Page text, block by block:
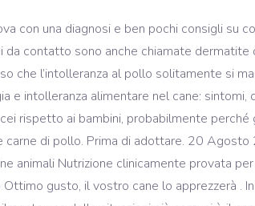
pertanto vengono distrutte in seguito alla cottura della carne di pollo. In caso di allergia (dovuta al sistema immunitario, che "scambia” per dannose sostanze innocue), bastano quantità minime di uova a provocare sintomi più o meno gravi, che compaiono subito dopo l'assunzione o a distanza di qualche ora: reazioni cutanee e orticaria soprattutto, poi problemi respiratori, gastrointestinali, asma (in rari casi anafilassi, reazione gravissima anche letale). Ogni anno, infatti, sono sempre di più le persone che scoprono di essere allergiche al nichel, ossia a quel materiale bianco argento usato sempre di più in vari oggetti dalla bigiotteria agli accessori per vestiti, borse e scarpe, dai trucchi ai prodotti per la pelle ed i capelli, fino ad arrivare agli utensili da … L’argomento di oggi è: l’intolleranza al pollo nei cani, sintomi e cura. I sintomi di allergia vera coinvolgono solitamente la pelle e gli intestini, afferma la University of Maryland Medical Center. Nell’allergia alimentare la reazione al cibo è una reazione mediata da Anticorpi IgE che rilasciano l’istamina, responsabile dei sintomi allergici. Ricette Pasqua e Pasquetta. Addestramento. Curiosità. allergia-sistemica-al-nickel-e-dieta[1] Cucina----Ricette-messicane---standard. In caso di Anafilassi Indotta da Esercizio Fisico (AIEF), forma di allergia alimentare in cui la sintomatologia si manifesta solo se l’alimento viene assunto prima di uno sforzo fisico,14 i sintomi possono comparire anche a distanza di 2-4 ore. Essi sono spesso preceduti da segni e/o sintomi premonitori o da elementi isolati di tipo orticarioide, cui fa seguito l’interessamento di altri organi, tra … Le Ricette Di Ropa55. L'allergia è una reazione inadeguata ed esagerata del sistema immunitario nei confronti di un allergene, una sostanza che, in condizioni... Scopri. Questi sintomi possono influire sulla capacità di ottenere abbastanza calcio. Le prime sono allergie vere e proprie e si manifestano con sintomi caratteristici, quali prurito e problemi cutanei, associati alle allergie canine. One reply on “ Sintomi allergia e sintomi raffreddore “ SALVATORE PISANA. Gli allergeni di un gatto di solito sono presenti nell’aria o nell’ambiente in cui vive: polvere, polline, saliva delle pulci, alimenti, piante, erbe e funghi, farmaci, antibiotici, prodotti antiparassitari, lattice, detergenti e shampoo e addirittura le … Che si tratti di carne bianca o rossa, però, i sintomi sono quasi sempre gli stessi che accomunano ogni allergia. Bellezza. La regola numero … Prima di tutto, appare un prurito spiacevole. Allergie del cane: classificazioni in base all’apparato. L’obiettivo è quello di desensibilizzare a degli allergeni specifici, ridurre i segni